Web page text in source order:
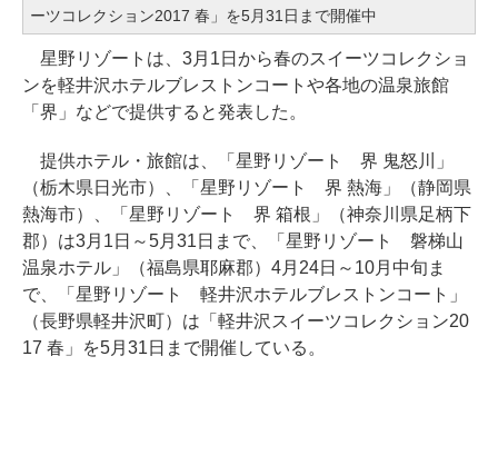
ーツコレクション2017 春」を5月31日まで開催中
星野リゾートは、3月1日から春のスイーツコレクショ
ンを軽井沢ホテルブレストンコートや各地の温泉旅館
「界」などで提供すると発表した。
提供ホテル・旅館は、「星野リゾート 界 鬼怒川」
（栃木県日光市）、「星野リゾート 界 熱海」（静岡県
熱海市）、「星野リゾート 界 箱根」（神奈川県足柄下
郡）は3月1日～5月31日まで、「星野リゾート 磐梯山
温泉ホテル」（福島県耶麻郡）4月24日～10月中旬ま
で、「星野リゾート 軽井沢ホテルブレストンコート」
（長野県軽井沢町）は「軽井沢スイーツコレクション20
17 春」を5月31日まで開催している。